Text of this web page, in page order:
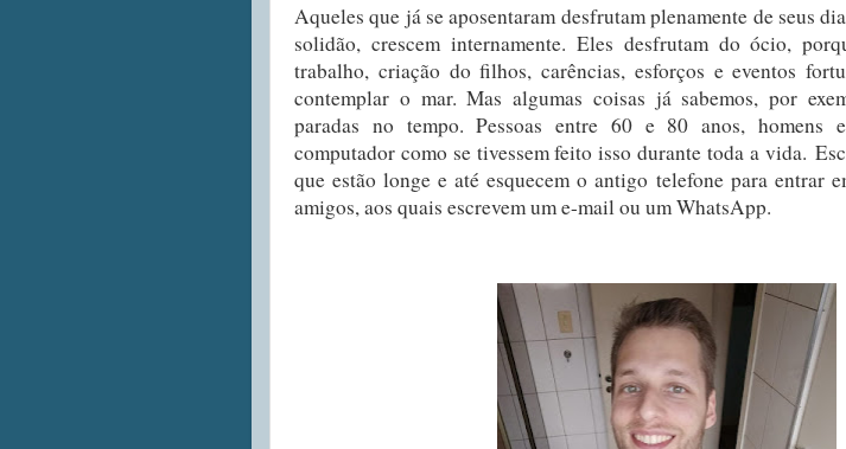
Aqueles que já se aposentaram desfrutam plenamente de seus
solidão, crescem internamente. Eles desfrutam do ócio,
trabalho, criação do filhos, carências, esforços e eventos
contemplar o mar. Mas algumas coisas já sabemos, por
paradas no tempo. Pessoas entre 60 e 80 anos, homens
computador como se tivessem feito isso durante toda a vida.
que estão longe e até esquecem o antigo telefone para entrar
amigos, aos quais escrevem um e-mail ou um WhatsApp.